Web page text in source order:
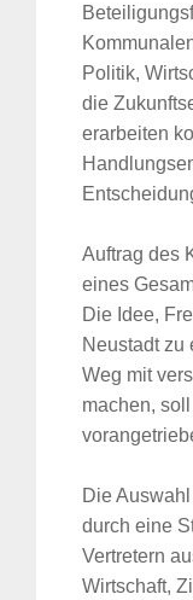
Politik,
die
erarbeiten
Auftrag des
eines
Die Idee,
Neustadt zu
Weg mit
machen,
Die
durch eine
Vertretern
Wirtschaft,